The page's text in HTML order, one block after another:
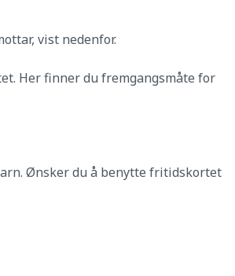
vist nedenfor.
Her finner du fremgangsmåte for
Ønsker du å benytte fritidskortet